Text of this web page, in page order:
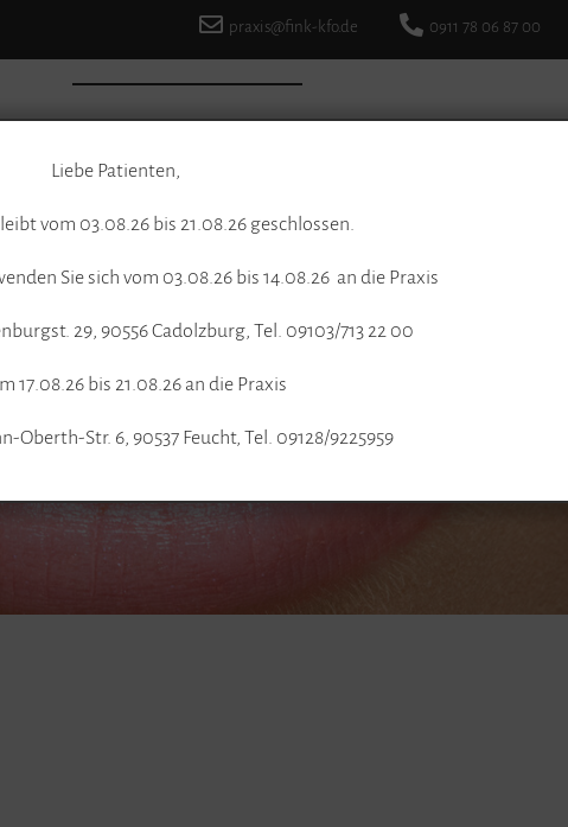
praxis@fink-kfo.de 0911 78 06 87 00
Liebe Patienten,
vom 03.08.26 bis 21.08.26 geschlossen.
Sie sich vom 03.08.26 bis 14.08.26 an die Praxis
29, 90556 Cadolzburg, Tel. 09103/713 22 00
17.08.26 bis 21.08.26 an die Praxis
Oberth-Str. 6, 90537 Feucht, Tel. 09128/9225959